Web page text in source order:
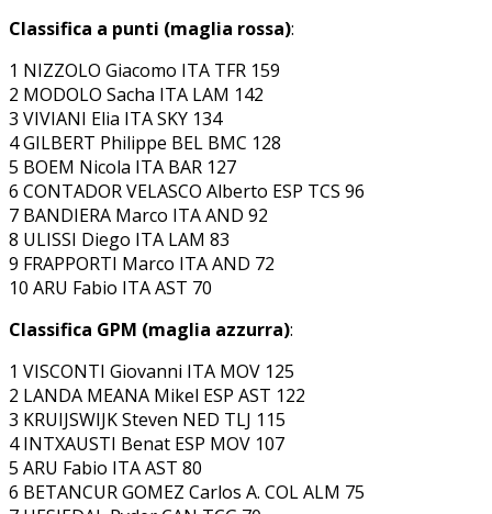
Classifica a punti (maglia rossa):
1 NIZZOLO Giacomo ITA TFR 159
2 MODOLO Sacha ITA LAM 142
3 VIVIANI Elia ITA SKY 134
4 GILBERT Philippe BEL BMC 128
5 BOEM Nicola ITA BAR 127
6 CONTADOR VELASCO Alberto ESP TCS 96
7 BANDIERA Marco ITA AND 92
8 ULISSI Diego ITA LAM 83
9 FRAPPORTI Marco ITA AND 72
10 ARU Fabio ITA AST 70
Classifica GPM (maglia azzurra):
1 VISCONTI Giovanni ITA MOV 125
2 LANDA MEANA Mikel ESP AST 122
3 KRUIJSWIJK Steven NED TLJ 115
4 INTXAUSTI Benat ESP MOV 107
5 ARU Fabio ITA AST 80
6 BETANCUR GOMEZ Carlos A. COL ALM 75